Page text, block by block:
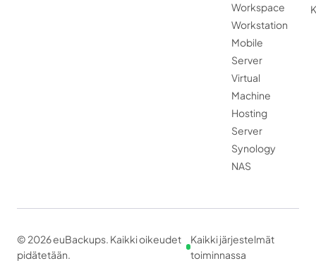
Workspace
Workstation
Mobile
Server
Virtual
Machine
Hosting
Server
Synology
NAS
© 2026 euBackups. Kaikki oikeudet
pidätetään.
Kaikki järjestelmät
toiminnassa